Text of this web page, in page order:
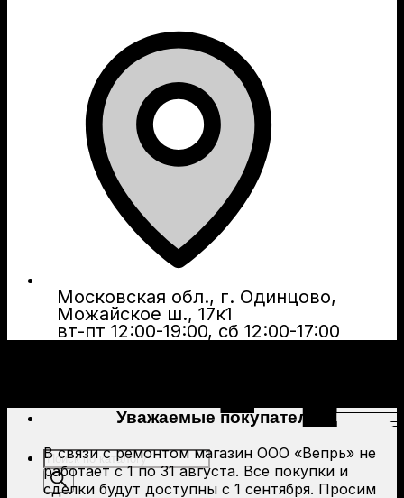
Московская обл., г. Одинцово,
Можайское ш., 17к1
вт-пт 12:00-19:00, сб 12:00-17:00
Поиск
товаров
Уважаемые покупатели!
В связи с ремонтом магазин ООО «Вепрь» не
работает с 1 по 31 августа. Все покупки и
сделки будут доступны с 1 сентября. Просим